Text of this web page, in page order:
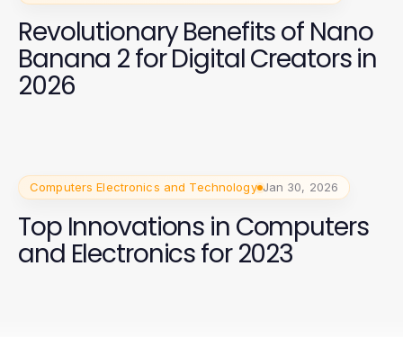
Revolutionary Benefits of Nano
Banana 2 for Digital Creators in
2026
Computers Electronics and Technology Jan 30, 2026
Top Innovations in Computers
and Electronics for 2023